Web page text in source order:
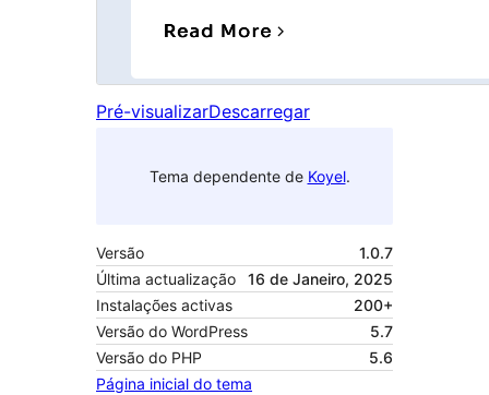
Pré-visualizarDescarregar
Tema dependente de Koyel.
Versão
1.0.7
Última actualização
16 de Janeiro, 2025
Instalações activas
200+
Versão do WordPress
5.7
Versão do PHP
5.6
Página inicial do tema